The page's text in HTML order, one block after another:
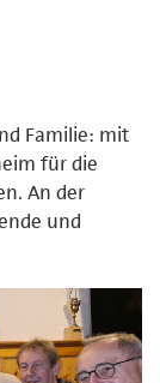
Familie: mit
für die
An der
und